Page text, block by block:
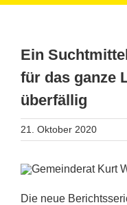
Ein
für das ganze
überfällig
21. Oktober 2020
Die neue